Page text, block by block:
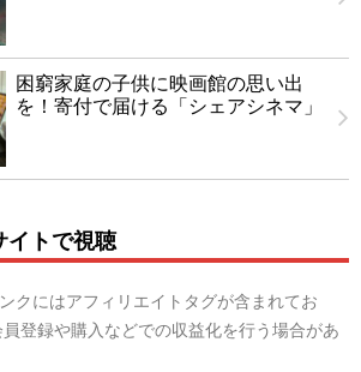
困窮家庭の子供に映画館の思い出
を！寄付で届ける「シェアシネマ」
イトで視聴
クにはアフィリエイトタグが含まれてお
登録や購入などでの収益化を行う場合があ